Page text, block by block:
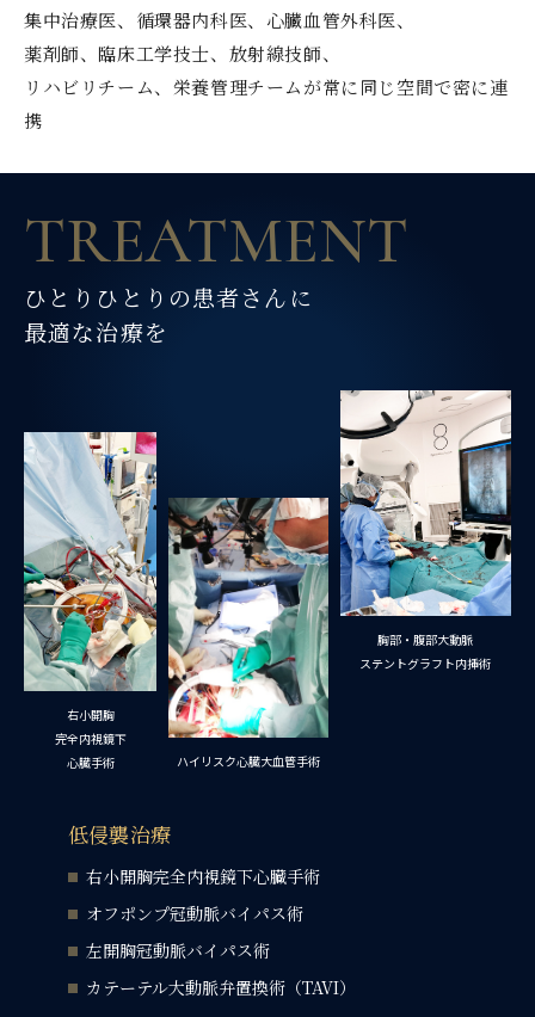
集中治療医、循環器内科医、心臓血管外科医、
薬剤師、臨床工学技士、放射線技師、
リハビリチーム、栄養管理チームが常に同じ空間で密に連
携
TREATMENT
ひ と り ひ と り の患者さ ん に
最適な治療を
右小開胸
完全内視鏡下
心臓手術
ハイリスク心臓大血管手術
胸部・腹部大動脈
ステントグラフト内挿術
低侵襲治療
右小開胸完全内視鏡下心臓手術
オフポンプ冠動脈バイパス術
左開胸冠動脈バイパス術
カテーテル大動脈弁置換術（TAVI）